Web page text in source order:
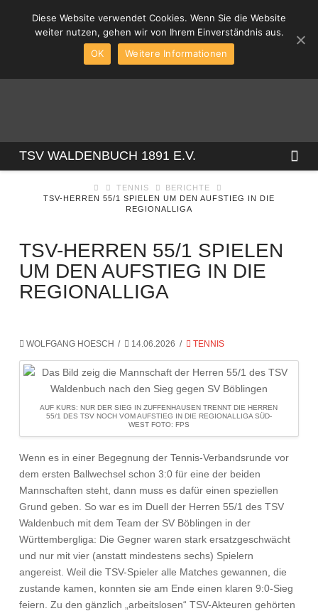
TSV
WALDENBUCH
1891
E.V.
TSV WALDENBUCH 1891 E.V.
TENNIS
BERICHTE
TSV-HERREN 55/1 SPIELEN UM DEN AUFSTIEG IN DIE
REGIONALLIGA
TSV-HERREN 55/1 SPIELEN
UM DEN AUFSTIEG IN DIE
REGIONALLIGA
WOLFGANG HOESCH 14.06.2026 TENNIS
AUF KURS: NUR DER SIEG IN ZUFFENHAUSEN TRENNT DIE HERREN
55/1 DES TSV NOCH VOM AUFSTIEG IN DIE REGIONALLIGA SÜD-
WEST FOTO: FPS
Wenn es in einer Begegnung der Tennis-Verbandsrunde vor
dem ersten Ballwechsel schon 3:0 für eine der beiden
Mannschaften steht, dann muss es dafür einen speziellen
Grund geben. So war es im Duell der Herren 55/1 des TSV
Waldenbuch mit dem Team der SV Böblingen in der
Württembergliga: Die Gegner waren stark ersatzgeschwächt
und nur mit vier (anstatt mindestens sechs) Spielern
angereist. Weil die TSV-Spieler alle Matches gewannen, die
zustande kamen, konnten sie am Ende einen klaren 9:0-Sieg
feiern. Zu den gänzlich „arbeitslosen“ TSV-Akteuren gehörten
Diese Website verwendet Cookies. Wenn Sie die Website
weiter nutzen, gehen wir von Ihrem Einverständnis aus.
OK
Weitere Informationen